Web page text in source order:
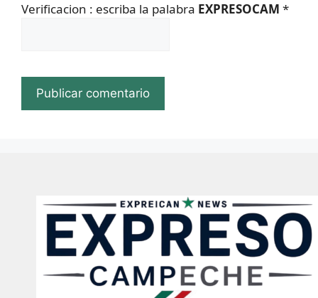
Verificacion : escriba la palabra EXPRESOCAM *